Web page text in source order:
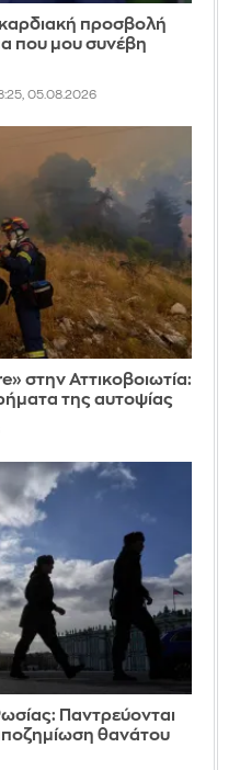
προσβολή
που μου συνέβη
05.08.2026
στην Αττικοβοιωτία:
της αυτοψίας
Παντρεύονται
θανάτου